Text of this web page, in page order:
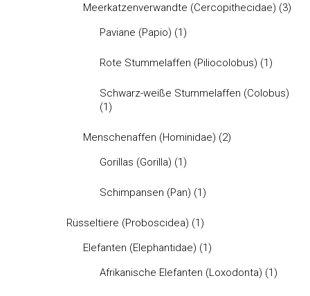
Meerkatzenverwandte (Cercopithecidae) (3)
Paviane (Papio) (1)
Rote Stummelaffen (Piliocolobus) (1)
Schwarz-weiße Stummelaffen (Colobus)
(1)
Menschenaffen (Hominidae) (2)
Gorillas (Gorilla) (1)
Schimpansen (Pan) (1)
Rüsseltiere (Proboscidea) (1)
Elefanten (Elephantidae) (1)
Afrikanische Elefanten (Loxodonta) (1)